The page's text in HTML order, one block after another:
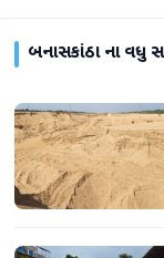
બનાસકાંઠાના વધુ